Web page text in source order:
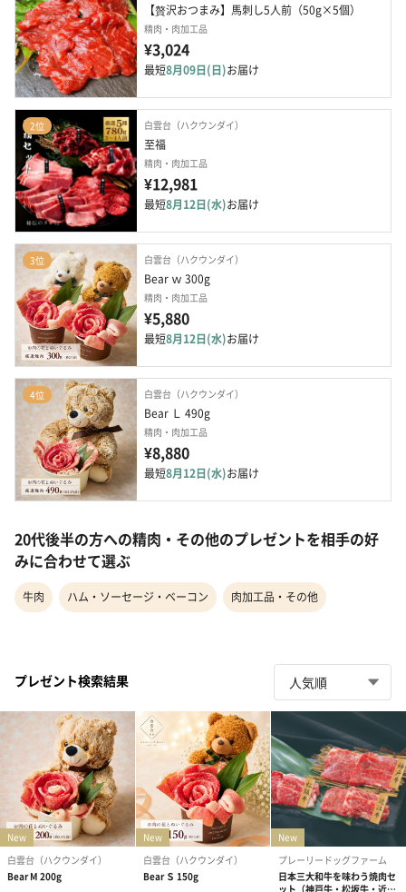
【贅沢おつまみ】馬刺し5人前（50g×5個）
精肉・肉加工品
¥3,024
最短8月09日(日)お届け
2位 白雲台（ハクウンダイ）
至福
精肉・肉加工品
¥12,981
最短8月12日(水)お届け
3位 白雲台（ハクウンダイ）
Bear ｗ 300g
精肉・肉加工品
¥5,880
最短8月12日(水)お届け
4位 白雲台（ハクウンダイ）
Bear Ｌ 490g
精肉・肉加工品
¥8,880
最短8月12日(水)お届け
20代後半の方への精肉・その他のプレゼントを相手の好
みに合わせて選ぶ
牛肉 ハム・ソーセージ・ベーコン 肉加工品・その他
プレゼント検索結果